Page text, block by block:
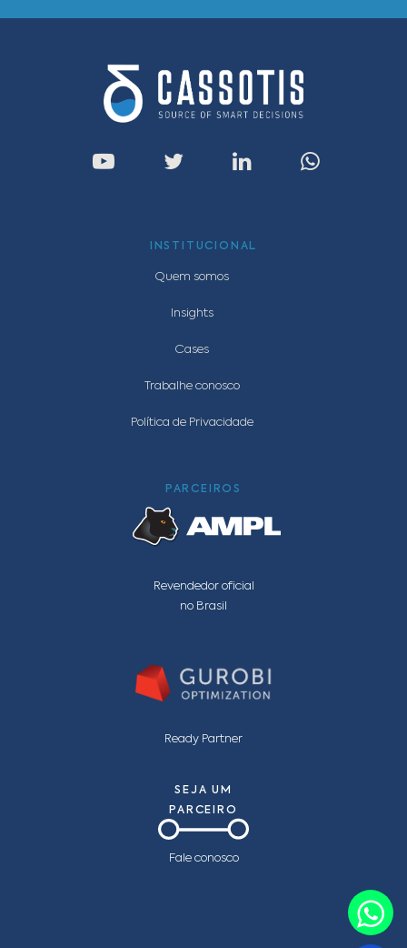
INSTITUCIONAL
Quem somos
Insights
Cases
Trabalhe conosco
Política de Privacidade
PARCEIROS
Revendedor oficial
no Brasil
Ready Partner
SEJA UM
PARCEIRO
Fale conosco